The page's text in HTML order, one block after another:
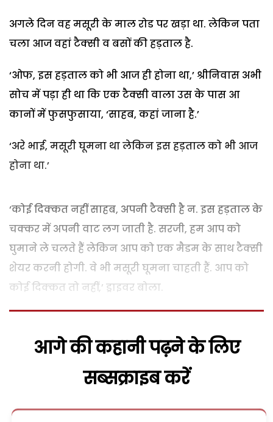
अगले दिन वह मसूरी के माल रोड पर खड़ा था. लेकिन पता
चला आज वहां टैक्सी व बसों की हड़ताल है.
‘ओफ, इस हड़ताल को भी आज ही होना था,’ श्रीनिवास अभी
सोच में पड़ा ही था कि एक टैक्सी वाला उस के पास आ
कानों में फुसफुसाया, ‘साहब, कहां जाना है.’
‘अरे भाई, मसूरी घूमना था लेकिन इस हड़ताल को भी आज
होना था.’
‘कोई दिक्कत नहीं साहब, अपनी टैक्सी है न. इस हड़ताल के
चक्कर में अपनी वाट लग जाती है. सरजी, हम आप को
घुमाने ले चलते हैं लेकिन आप को एक मैडम के साथ टैक्सी
शेयर करनी होगी. वे भी मसूरी घूमना चाहती हैं. आप को
कोई दिक्कत तो नहीं,’ ड्राइवर बोला.
आगे की कहानी पढ़ने के लिए
सब्सक्राइब करें